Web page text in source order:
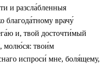
и разсла́бленныя
благода́тному врачу́
и, твой досточти́мый
молю́ся: твои́м
испроси́ мне, боля́щему,